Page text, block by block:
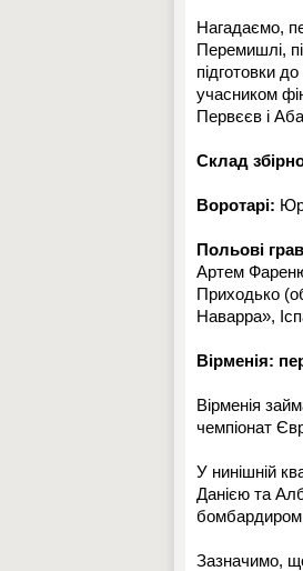
Нагадаємо,
Перемишлі,
підготовки
учасником
Первєєв і
Склад
Воротарі:
Польові
Артем
Приходько
Наварра»,
Вірменія:
Вірменія
чемпіонат
У нинішній
Данією та
бомбардиром
Зазначимо,